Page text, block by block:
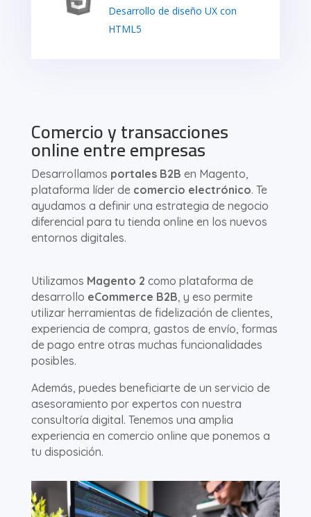
Desarrollo de diseño UX con
HTML5
Comercio y transacciones
online entre empresas
Desarrollamos portales B2B en Magento,
plataforma líder de comercio electrónico. Te
ayudamos a definir una estrategia de negocio
diferencial para tu tienda online en los nuevos
entornos digitales.
Utilizamos Magento 2 como plataforma de
desarrollo eCommerce B2B, y eso permite
utilizar herramientas de fidelización de clientes,
experiencia de compra, gastos de envío, formas
de pago entre otras muchas funcionalidades
posibles.
Además, puedes beneficiarte de un servicio de
asesoramiento por expertos con nuestra
consultoría digital. Tenemos una amplia
experiencia en comercio online que ponemos a
tu disposición.